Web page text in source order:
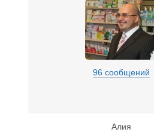
96 сообщений
Алия